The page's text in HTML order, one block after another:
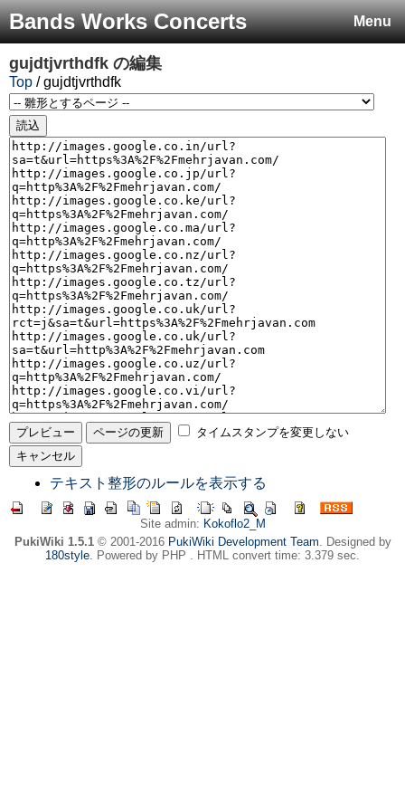
Menu
Bands Works Concerts
gujdtjvrthdfk の編集
Top / gujdtjvrthdfk
タイムスタンプを変更しない
テキスト整形のルールを表示する
Site admin: Kokoflo2_M
PukiWiki 1.5.1© 2001-2016 PukiWiki Development Team. Designed by
180style. Powered by PHP . HTML convert time: 3.379 sec.